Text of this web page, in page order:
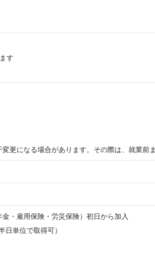
す
更になる場合があります。その際は、就業前
・雇用保険・労災保険）初日から加入
日単位で取得可）